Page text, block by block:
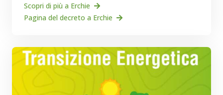
Scopri di più a Erchie
Pagina del decreto a Erchie